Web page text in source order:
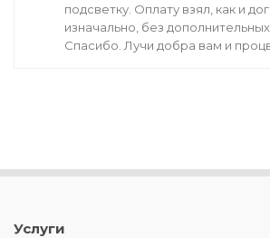
подсветку. Оплату взял, как и
изначально, без дополнительных
Спасибо. Лучи добра вам и
Услуги